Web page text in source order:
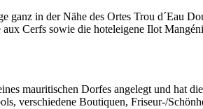
ganz in der Nähe des Ortes Trou d´Eau
Cerfs sowie die hoteleigene Ilot
mauritischen Dorfes angelegt und hat
verschiedene Boutiquen, Friseur-/